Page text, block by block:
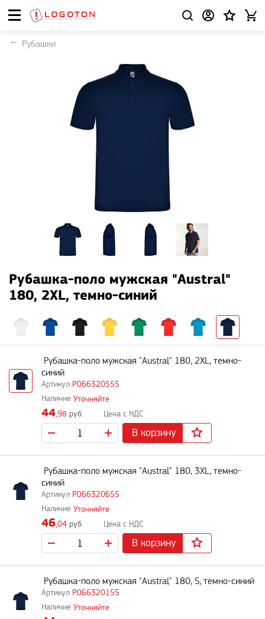
Рубашки
Рубашка-поло мужская "Austral"
180, 2XL, темно-синий
PO66320555
Рубашка-поло мужская "Austral" 180, 2XL, темно-
синий
Уточняйте
44,98 руб.
В корзину
PO66320655
Рубашка-поло мужская "Austral" 180, 3XL, темно-
синий
Уточняйте
46,04 руб.
В корзину
PO66320155
Рубашка-поло мужская "Austral" 180, S, темно-синий
Уточняйте